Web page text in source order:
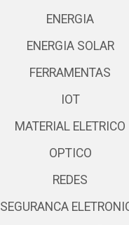
ENERGIA
ENERGIA SOLAR
FERRAMENTAS
IOT
MATERIAL ELETRICO
OPTICO
REDES
SEGURANCA